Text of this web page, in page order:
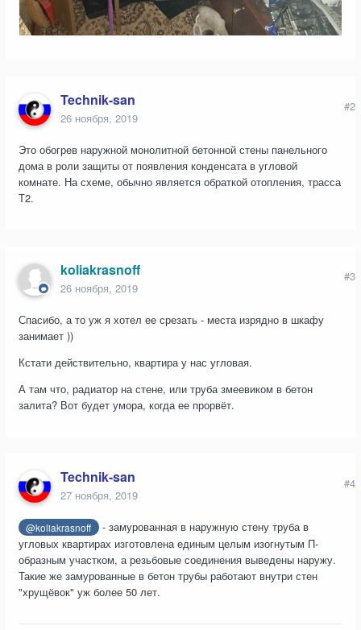
Technik-san
26 ноября, 2019
#2
Это обогрев наружной монолитной бетонной стены панельного
дома в роли защиты от появления конденсата в угловой
комнате. На схеме, обычно является обраткой отопления, трасса
Т2.
koliakrasnoff
26 ноября, 2019
#3
Спасибо, а то уж я хотел ее срезать - места изрядно в шкафу
занимает ))
Кстати действительно, квартира у нас угловая.
А там что, радиатор на стене, или труба змеевиком в бетон
залита? Вот будет умора, когда ее прорвёт.
Technik-san
27 ноября, 2019
#4
@koliakrasnoff
- замурованная в наружную стену труба в
угловых квартирах изготовлена единым целым изогнутым П-
образным участком, а резьбовые соединения выведены наружу.
Такие же замурованные в бетон трубы работают внутри стен
"хрущёвок" уж более 50 лет.